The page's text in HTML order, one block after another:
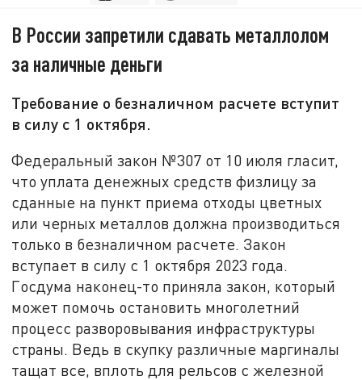
В России запретили сдавать металлолом
за наличные деньги
Требование о безналичном расчете вступит
в силу с 1 октября.
Федеральный закон №307 от 10 июля гласит,
что уплата денежных средств физлицу за
сданные на пункт приема отходы цветных
или черных металлов должна производиться
только в безналичном расчете. Закон
вступает в силу с 1 октября 2023 года.
Госдума наконец-то приняла закон, который
может помочь остановить многолетний
процесс разворовывания инфраструктуры
страны. Ведь в скупку различные маргиналы
тащат все, вплоть для рельсов с железной